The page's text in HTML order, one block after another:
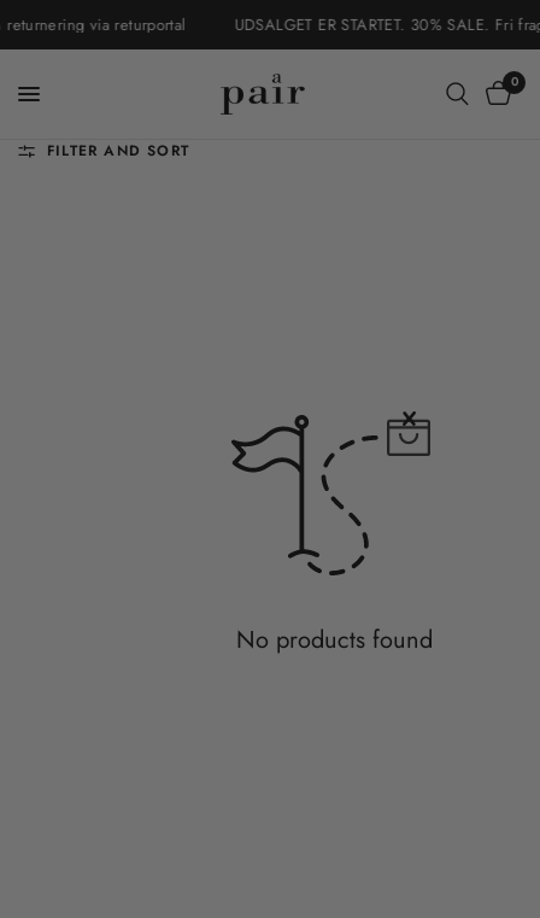
returnering via returportal UDSALGET ER STARTET. 30% SALE. Fri
0
FILTER AND SORT
No products found